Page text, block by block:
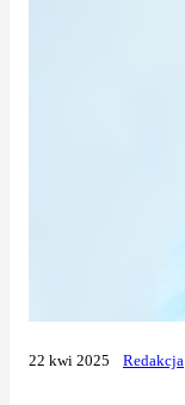
22 kwi 2025 Redakcja